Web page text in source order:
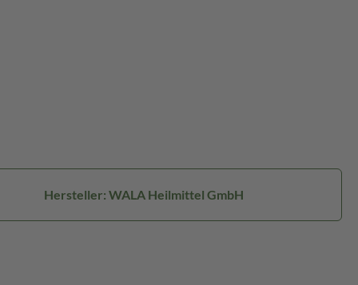
Hersteller: WALA Heilmittel GmbH